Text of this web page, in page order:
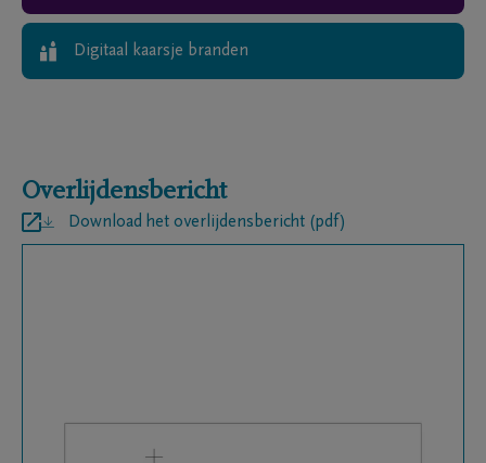
Digitaal kaarsje branden
Overlijdensbericht
Download het overlijdensbericht (pdf)